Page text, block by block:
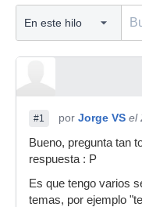
#1 por Jorge VS el
Bueno, pregunta tan
respuesta : P
Es que tengo varios
temas, por ejemplo